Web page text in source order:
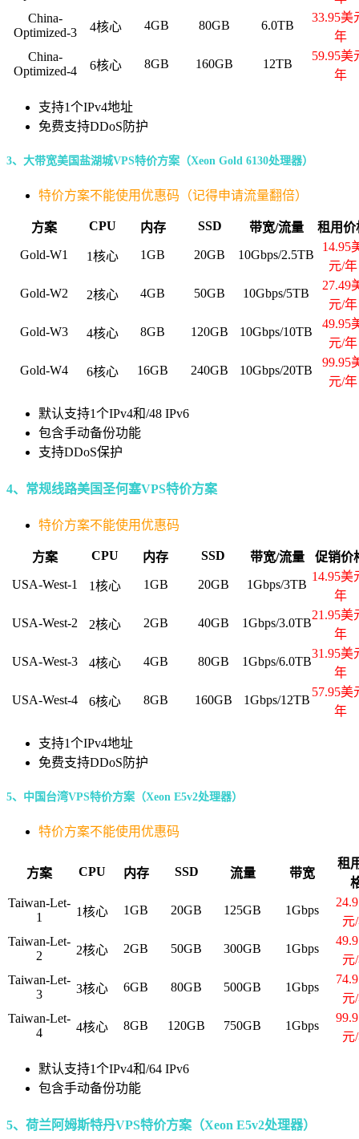
China-
Optimized-3
4核心 4GB 80GB 6.0TB
33.95美
年
China-
Optimized-4
6核心 8GB 160GB 12TB
59.95美
年
支持1个IPv4地址
免费支持DDoS防护
3、大带宽美国盐湖城VPS特价方案（Xeon Gold 6130处理器）
特价方案不能使用优惠码（记得申请流量翻倍）
方案 CPU 内存 SSD 带宽/流量
租用价
Gold-W1
1核心 1GB 20GB 10Gbps/2.5TB
14.95
元/年
Gold-W2
2核心 4GB 50GB 10Gbps/5TB
27.49
元/年
Gold-W3
4核心 8GB 120GB 10Gbps/10TB
49.95
元/年
Gold-W4
6核心 16GB 240GB 10Gbps/20TB
99.95
元/年
默认支持1个IPv4和/48 IPv6
包含手动备份功能
支持DDoS保护
4、常规线路美国圣何塞VPS特价方案
特价方案不能使用优惠码
方案 CPU 内存 SSD 带宽/流量
促销价
USA-West-1
1核心 1GB 20GB 1Gbps/3TB
14.95美
年
USA-West-2
2核心 2GB 40GB 1Gbps/3.0TB
21.95美
年
USA-West-3
4核心 4GB 80GB 1Gbps/6.0TB
31.95美
年
USA-West-4
6核心 8GB 160GB 1Gbps/12TB
57.95美
年
支持1个IPv4地址
免费支持DDoS防护
5、中国台湾VPS特价方案（Xeon E5v2处理器）
特价方案不能使用优惠码
方案 CPU 内存 SSD 流量 带宽
租
Taiwan-Let-
1
1核心 1GB 20GB 125GB 1Gbps
元
Taiwan-Let-
2
2核心 2GB 50GB 300GB 1Gbps
元
Taiwan-Let-
3
3核心 6GB 80GB 500GB 1Gbps
元
Taiwan-Let-
4
4核心 8GB 120GB 750GB 1Gbps
元
默认支持1个IPv4和/64 IPv6
包含手动备份功能
5、荷兰阿姆斯特丹VPS特价方案（Xeon E5v2处理器）